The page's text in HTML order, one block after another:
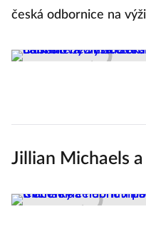
česká odbornice na
Jillian Michaels